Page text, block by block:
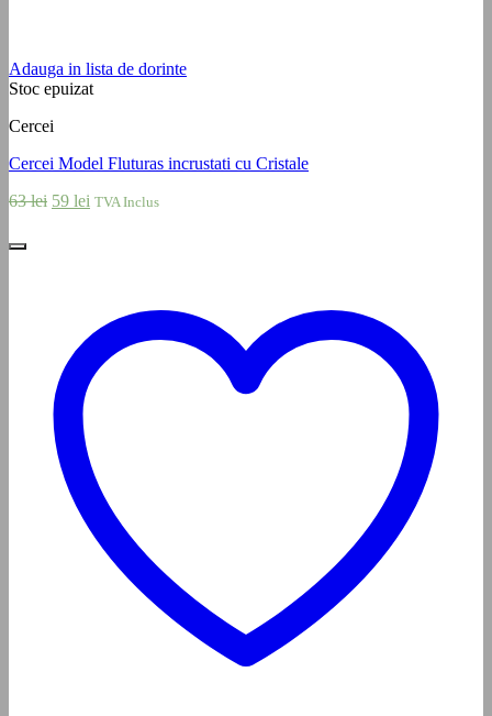
Adauga in lista de dorinte
Stoc epuizat
Cercei
Cercei Model Fluturas incrustati cu Cristale
63lei Prețul
59 lei Prețul
TVA Inclus